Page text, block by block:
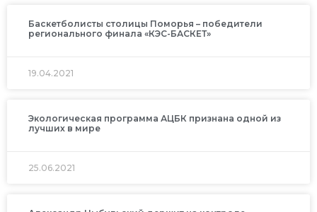
Баскетболисты столицы Поморья – победители
регионального финала «КЭС-БАСКЕТ»
19.04.2021
Экологическая программа АЦБК признана одной из
лучших в мире
25.06.2021